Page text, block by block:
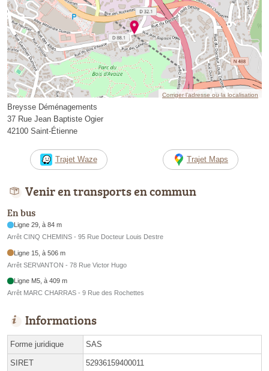
Corriger l’adresse ou la localisation
Breysse Déménagements
37 Rue Jean Baptiste Ogier
42100 Saint-Étienne
Trajet Waze Trajet Maps
Venir en transports en commun
En bus
Ligne 29, à 84 m
Arrêt CINQ CHEMINS - 95 Rue Docteur Louis Destre
Ligne 15, à 506 m
Arrêt SERVANTON - 78 Rue Victor Hugo
Ligne M5, à 409 m
Arrêt MARC CHARRAS - 9 Rue des Rochettes
Informations
Forme juridique SAS
SIRET 52936159400011